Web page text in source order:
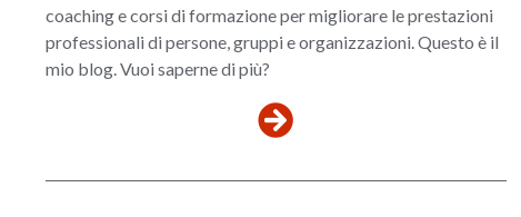
coaching e corsi di formazione per migliorare le prestazioni
professionali di persone, gruppi e organizzazioni. Questo è il
mio blog. Vuoi saperne di più?